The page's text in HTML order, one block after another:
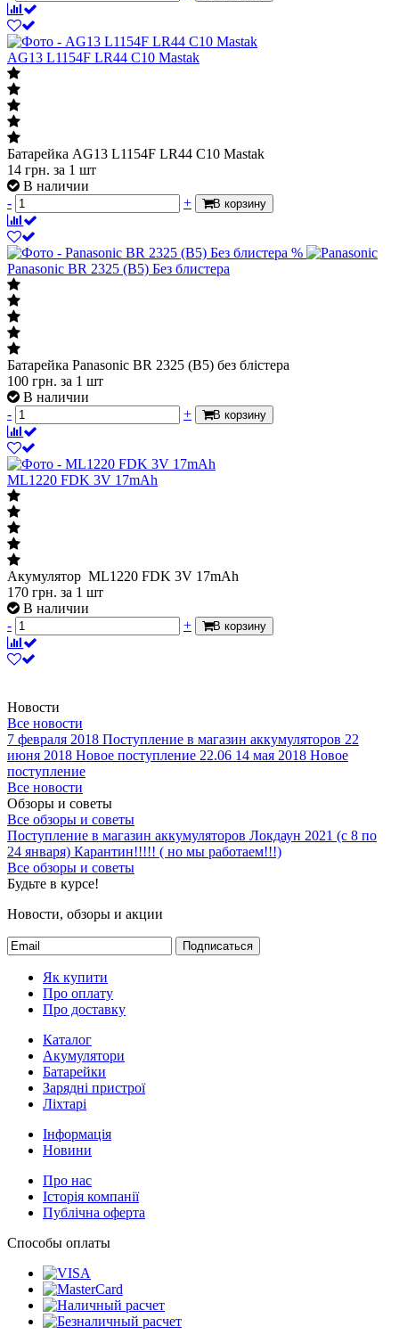
AG13 L1154F LR44 C10 Mastak
Батарейка AG13 L1154F LR44 C10 Mastak
14 грн. за 1 шт
В наличии
-
+ В корзину
%
Panasonic BR 2325 (B5) Без блистера
Батарейка Panasonic BR 2325 (B5) без блістера
100 грн. за 1 шт
В наличии
-
+ В корзину
ML1220 FDK 3V 17mAh
Акумулятор ML1220 FDK 3V 17mAh
170 грн. за 1 шт
В наличии
-
+ В корзину
Новости
Все новости
7 февраля 2018 Поступление в магазин аккумуляторов 22
июня 2018 Новое поступление 22.06 14 мая 2018 Новое
поступление
Все новости
Обзоры и советы
Все обзоры и советы
Поступление в магазин аккумуляторов Локдаун 2021 (с 8 по
24 января) Карантин!!!!! ( но мы работаем!!!)
Все обзоры и советы
Будьте в курсе!
Новости, обзоры и акции
Подписаться
Як купити
Про оплату
Про доставку
Каталог
Акумулятори
Батарейки
Зарядні пристрої
Ліхтарі
Інформація
Новини
Про нас
Історія компанії
Публічна оферта
Способы оплаты